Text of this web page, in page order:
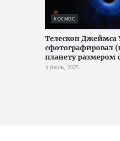
КОСМОС
Телескоп Джеймса
сфотографировал
планету размером
4 Июль, 2025